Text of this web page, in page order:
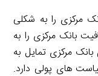
مرکزی را به شکلی
بانک مرکزی را به
مرکزی تمایل به
های پولی دارد.